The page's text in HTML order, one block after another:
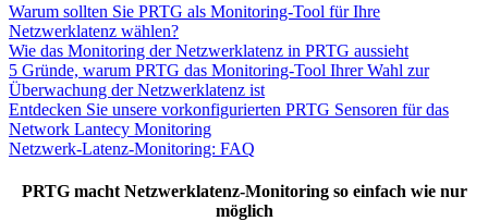
Warum sollten Sie PRTG als Monitoring-Tool für Ihre
Netzwerklatenz wählen?
Wie das Monitoring der Netzwerklatenz in PRTG aussieht
5 Gründe, warum PRTG das Monitoring-Tool Ihrer Wahl zur
Überwachung der Netzwerklatenz ist
Entdecken Sie unsere vorkonfigurierten PRTG Sensoren für das
Network Lantecy Monitoring
Netzwerk-Latenz-Monitoring: FAQ
PRTG macht Netzwerklatenz-Monitoring so einfach wie nur
möglich